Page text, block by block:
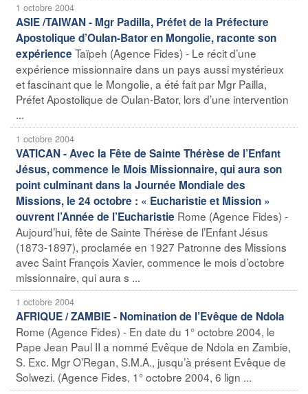
1 octobre 2004
ASIE /TAIWAN - Mgr Padilla, Préfet de la Préfecture
Apostolique d’Oulan-Bator en Mongolie, raconte son
expérience Taïpeh (Agence Fides) - Le récit d’une
expérience missionnaire dans un pays aussi mystérieux
et fascinant que le Mongolie, a été fait par Mgr Pailla,
Préfet Apostolique de Oulan-Bator, lors d’une intervention
...
1 octobre 2004
VATICAN - Avec la Fête de Sainte Thérèse de l’Enfant
Jésus, commence le Mois Missionnaire, qui aura son
point culminant dans la Journée Mondiale des
Missions, le 24 octobre : « Eucharistie et Mission »
ouvrent l’Année de l’Eucharistie Rome (Agence Fides) -
Aujourd’hui, fête de Sainte Thérèse de l’Enfant Jésus
(1873-1897), proclamée en 1927 Patronne des Missions
avec Saint François Xavier, commence le mois d’octobre
missionnaire, qui aura s ...
1 octobre 2004
AFRIQUE / ZAMBIE - Nomination de l’Evêque de Ndola
Rome (Agence Fides) - En date du 1° octobre 2004, le
Pape Jean Paul II a nommé Evêque de Ndola en Zambie,
S. Exc. Mgr O’Regan, S.M.A., jusqu’à présent Evêque de
Solwezi. (Agence Fides, 1° octobre 2004, 6 lign ...